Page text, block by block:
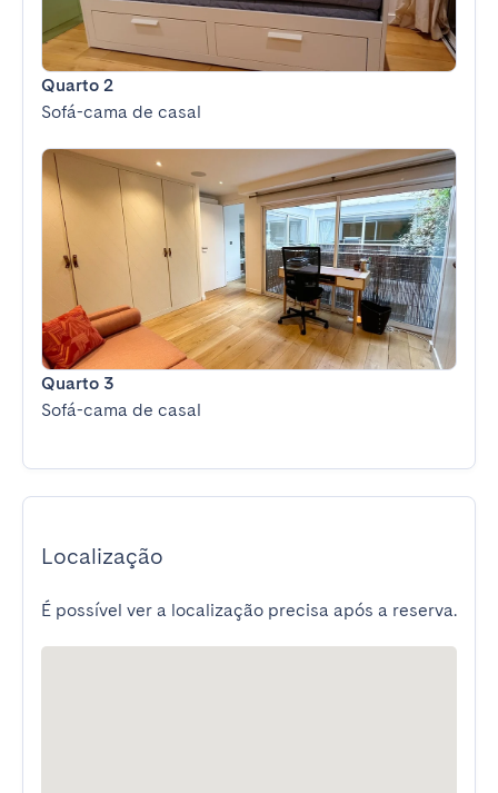
Quarto 2
Sofá-cama de casal
Quarto 3
Sofá-cama de casal
Localização
É possível ver a localização precisa após a reserva.